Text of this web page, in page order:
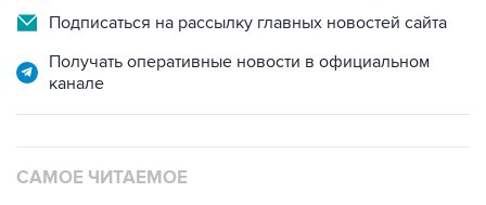
Подписаться на рассылку главных новостей сайта
Получать оперативные новости в официальном
канале
САМОЕ ЧИТАЕМОЕ